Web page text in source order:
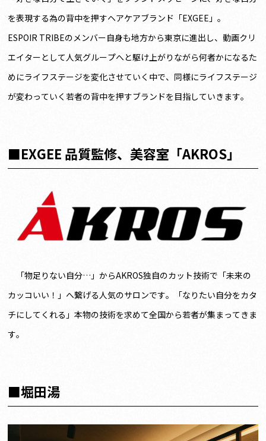
を表現する為の背中を押すヘアケアブランド「EXGEE」。
ESPOIR TRIBEのメンバー自身も地方から東京に進出し、動画クリ
エイターとして人気グループへと駆け上がりながら何者かになるた
めにライフステージを変化させていく中で、同様にライフステージ
が変わっていく若者の背中を押すブランドを目指していきます。
■EXGEE 品質監修、美容室「AKROS」
「物足りない自分…」からAKROS独自のカット技術で「未来の
カッコいい！」へ繋げる人気のサロンです。「なりたい自分をカタ
チにしてくれる」本物の技術を求めて全国から若者が集まってきま
す。
■堀田湯